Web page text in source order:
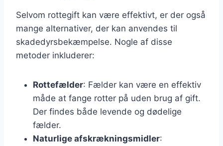
Selvom rottegift kan være effektivt, er der også
mange alternativer, der kan anvendes til
skadedyrsbekæmpelse. Nogle af disse
metoder inkluderer:
Rottefælder: Fælder kan være en effektiv
måde at fange rotter på uden brug af gift.
Der findes både levende og dødelige
fælder.
Naturlige afskrækningsmidler: